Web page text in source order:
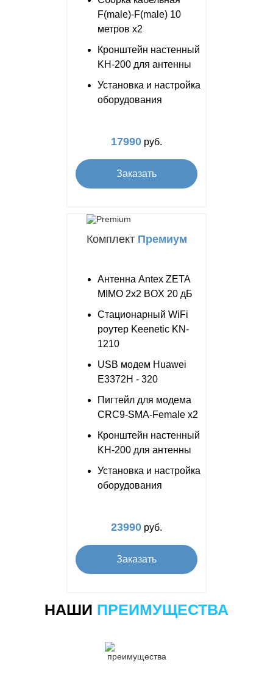
F(male)-F(male) 10
метров x2
Кронштейн настенный
KH-200 для антенны
Установка и настройка
оборудования
17990 руб.
Заказать
Комплект Премиум
Антенна Antex ZETA
MIMO 2x2 BOX 20 дБ
Стационарный WiFi
роутер Keenetic KN-
1210
USB модем Huawei
E3372H - 320
Пигтейл для модема
CRC9-SMA-Female x2
Кронштейн настенный
KH-200 для антенны
Установка и настройка
оборудования
23990 руб.
Заказать
НАШИ ПРЕИМУЩЕСТВА